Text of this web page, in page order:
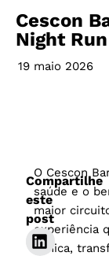
Cescon
Night Run
19 maio 2026
O Cescon
saúde e o
maior
experiência
cênica,
Compartilhe
este
post